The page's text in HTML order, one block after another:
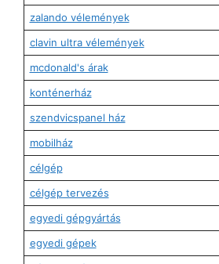
zalando vélemények
clavin ultra vélemények
mcdonald's árak
konténerház
szendvicspanel ház
mobilház
célgép
célgép tervezés
egyedi gépgyártás
egyedi gépek